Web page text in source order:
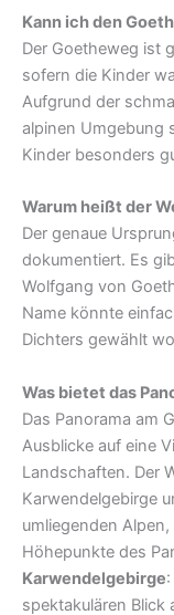
Kann ich den
Der Goetheweg ist
sofern die Kinder
Aufgrund der
alpinen Umgebung
Kinder besonders
Warum heißt der
Der genaue
dokumentiert. Es
Wolfgang von
Name könnte
Dichters gewählt
Was bietet das
Das Panorama am
Ausblicke auf eine
Landschaften. Der
Karwendelgebirge
umliegenden
Höhepunkte des
Karwendelgebirge
spektakulären Blick